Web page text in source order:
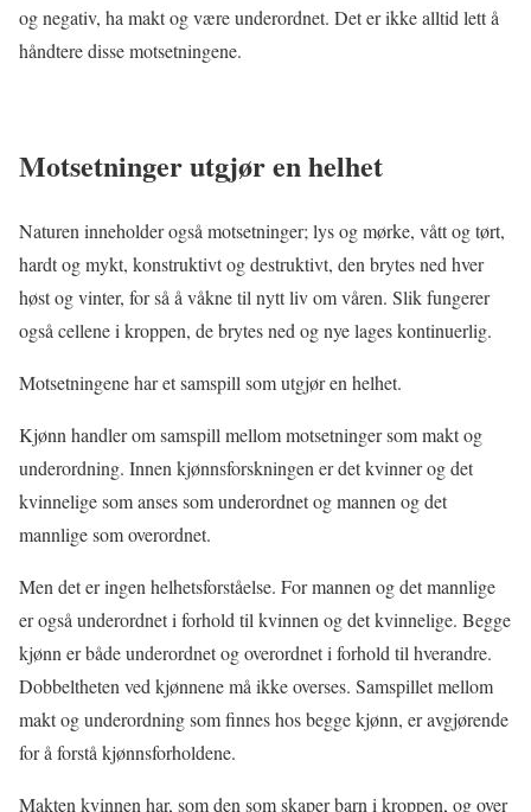
og negativ, ha makt og være underordnet. Det er ikke alltid lett å
håndtere disse motsetningene.
Motsetninger utgjør en helhet
Naturen inneholder også motsetninger; lys og mørke, vått og tørt,
hardt og mykt, konstruktivt og destruktivt, den brytes ned hver
høst og vinter, for så å våkne til nytt liv om våren. Slik fungerer
også cellene i kroppen, de brytes ned og nye lages kontinuerlig.
Motsetningene har et samspill som utgjør en helhet.
Kjønn handler om samspill mellom motsetninger som makt og
underordning. Innen kjønnsforskningen er det kvinner og det
kvinnelige som anses som underordnet og mannen og det
mannlige som overordnet.
Men det er ingen helhetsforståelse. For mannen og det mannlige
er også underordnet i forhold til kvinnen og det kvinnelige. Begge
kjønn er både underordnet og overordnet i forhold til hverandre.
Dobbeltheten ved kjønnene må ikke overses. Samspillet mellom
makt og underordning som finnes hos begge kjønn, er avgjørende
for å forstå kjønnsforholdene.
Makten kvinnen har, som den som skaper barn i kroppen, og over